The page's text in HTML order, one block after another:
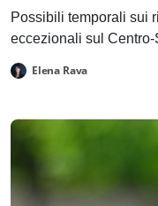
Possibili temporali sui
eccezionali sul Centro-
Elena Rava